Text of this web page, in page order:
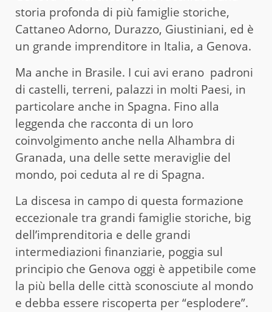
storia profonda di più famiglie storiche,
Cattaneo Adorno, Durazzo, Giustiniani, ed è
un grande imprenditore in Italia, a Genova.
Ma anche in Brasile. I cui avi erano padroni
di castelli, terreni, palazzi in molti Paesi, in
particolare anche in Spagna. Fino alla
leggenda che racconta di un loro
coinvolgimento anche nella Alhambra di
Granada, una delle sette meraviglie del
mondo, poi ceduta al re di Spagna.
La discesa in campo di questa formazione
eccezionale tra grandi famiglie storiche, big
dell’imprenditoria e delle grandi
intermediazioni finanziarie, poggia sul
principio che Genova oggi è appetibile come
la più bella delle città sconosciute al mondo
e debba essere riscoperta per “esplodere”.